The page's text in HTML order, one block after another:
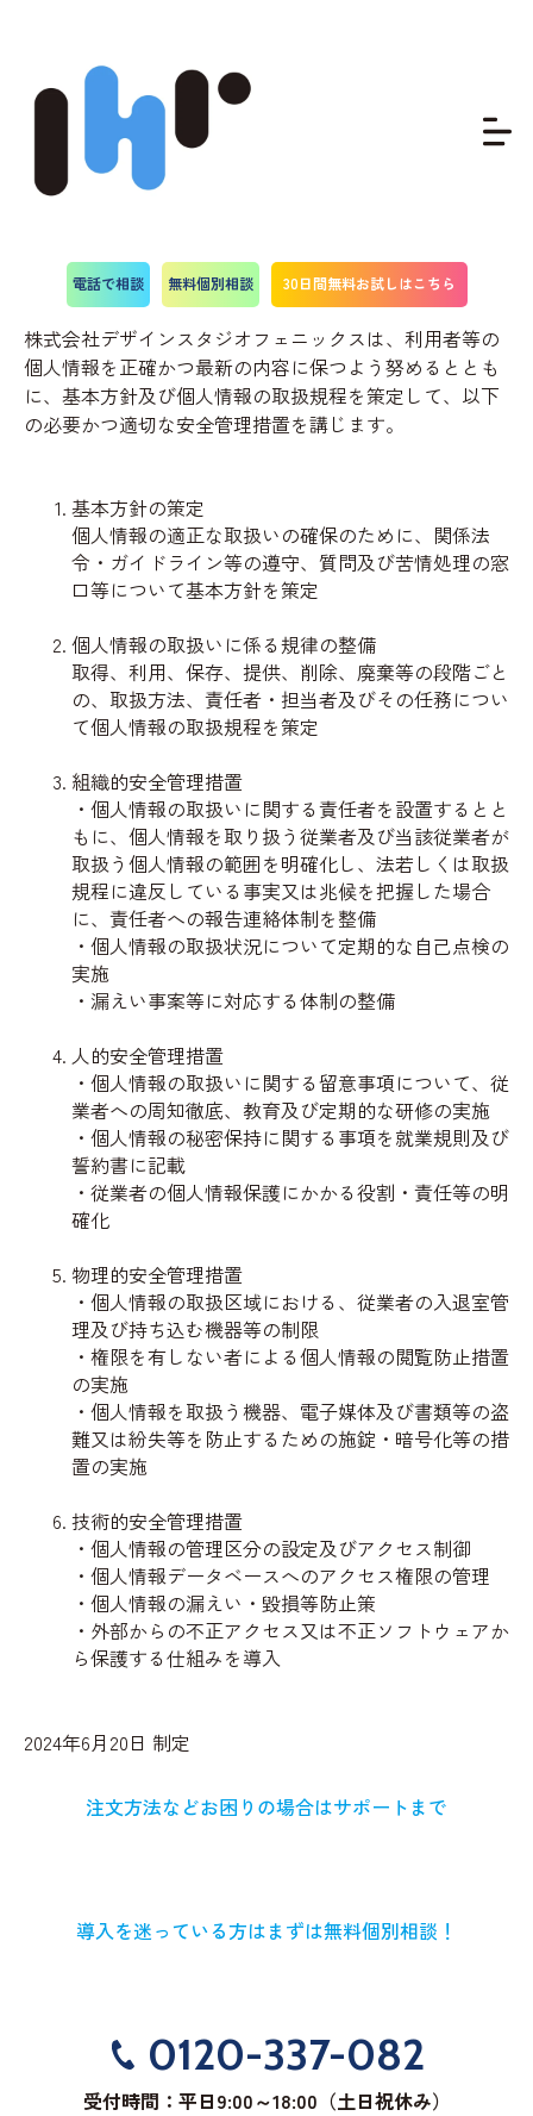
電話で相談 無料個別相談 30日間無料お試しはこちら
別添個人情報の安全管理措置
株式会社デザインスタジオフェニックスは、利用者等の
個人情報を正確かつ最新の内容に保つよう努めるととも
に、基本方針及び個人情報の取扱規程を策定して、以下
の必要かつ適切な安全管理措置を講じます。
基本方針の策定
個人情報の適正な取扱いの確保のために、関係法
令・ガイドライン等の遵守、質問及び苦情処理の窓
口等について基本方針を策定
個人情報の取扱いに係る規律の整備
取得、利用、保存、提供、削除、廃棄等の段階ごと
の、取扱方法、責任者・担当者及びその任務につい
て個人情報の取扱規程を策定
組織的安全管理措置
・個人情報の取扱いに関する責任者を設置するとと
もに、個人情報を取り扱う従業者及び当該従業者が
取扱う個人情報の範囲を明確化し、法若しくは取扱
規程に違反している事実又は兆候を把握した場合
に、責任者への報告連絡体制を整備
・個人情報の取扱状況について定期的な自己点検の
実施
・漏えい事案等に対応する体制の整備
人的安全管理措置
・個人情報の取扱いに関する留意事項について、従
業者への周知徹底、教育及び定期的な研修の実施
・個人情報の秘密保持に関する事項を就業規則及び
誓約書に記載
・従業者の個人情報保護にかかる役割・責任等の明
確化
物理的安全管理措置
・個人情報の取扱区域における、従業者の入退室管
理及び持ち込む機器等の制限
・権限を有しない者による個人情報の閲覧防止措置
の実施
・個人情報を取扱う機器、電子媒体及び書類等の盗
難又は紛失等を防止するための施錠・暗号化等の措
置の実施
技術的安全管理措置
・個人情報の管理区分の設定及びアクセス制御
・個人情報データベースへのアクセス権限の管理
・個人情報の漏えい・毀損等防止策
・外部からの不正アクセス又は不正ソフトウェアか
ら保護する仕組みを導入
2024年6月20日 制定
注文方法などお困りの場合はサポートまで
導入を迷っている方はまずは無料個別相談！
0120-337-082
受付時間：平日9:00～18:00（土日祝休み）